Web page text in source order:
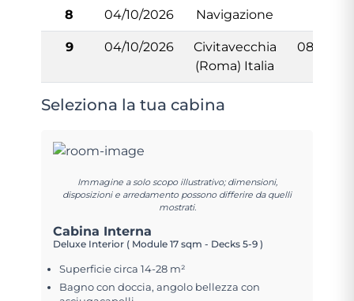
8 04/10/2026 Navigazione
9 04/10/2026
Civitavecchia
(Roma) Italia
08:00
Seleziona la tua cabina
Immagine a solo scopo illustrativo; dimensioni,
disposizioni e arredamento possono differire da quelli
mostrati.
Cabina Interna
Deluxe Interior ( Module 17 sqm - Decks 5-9 )
Superficie circa 14-28 m²
Bagno con doccia, angolo bellezza con